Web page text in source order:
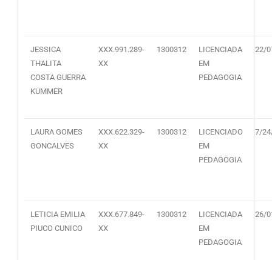
JESSICA
THALITA
COSTA GUERRA
KUMMER
XXX.991.289-
XX
1300312
LICENCIADA
EM
PEDAGOGIA
22/
LAURA GOMES
GONCALVES
XXX.622.329-
XX
1300312
LICENCIADO
EM
PEDAGOGIA
7/
LETICIA EMILIA
PIUCO CUNICO
XXX.677.849-
XX
1300312
LICENCIADA
EM
PEDAGOGIA
26/